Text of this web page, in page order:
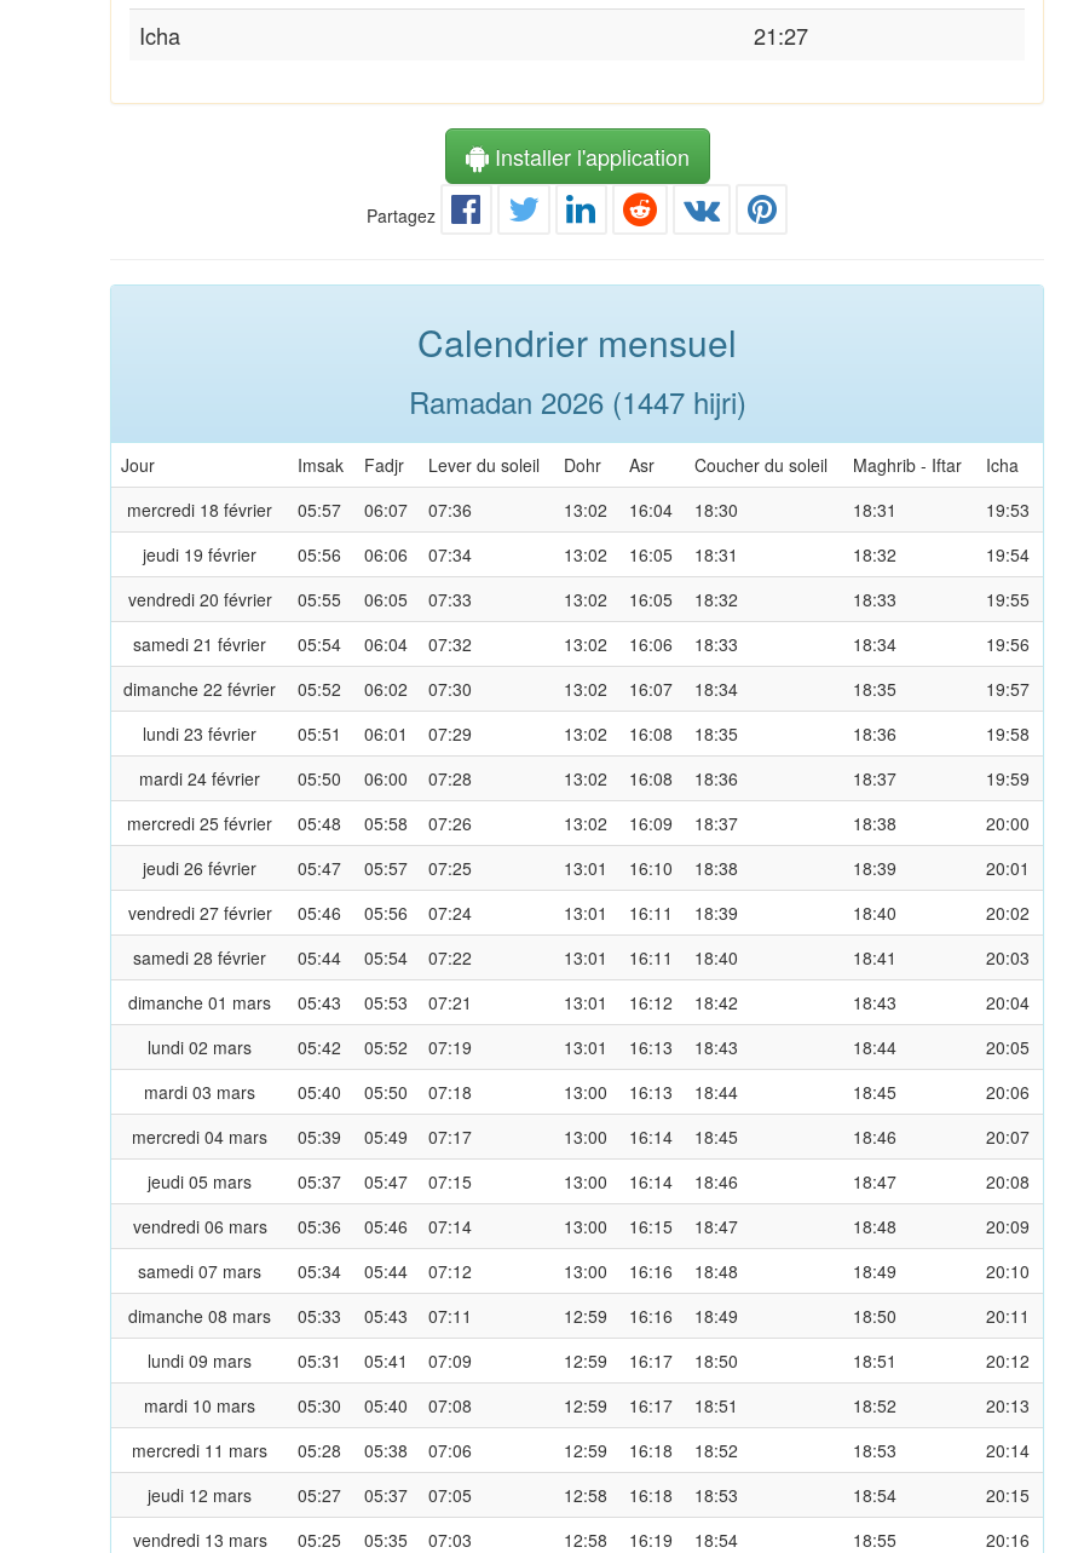
Icha
21:27
Installer l'application
Partagez
Calendrier mensuel
Ramadan 2026 (1447 hijri)
Jour Imsak Fadjr Lever du soleil Dohr Asr Coucher du soleil Maghrib - Iftar
Icha
mercredi 18 février
05:57 06:07 07:36 13:02 16:04 18:30 18:31
19:53
jeudi 19 février
05:56 06:06 07:34 13:02 16:05 18:31 18:32
19:54
vendredi 20 février
05:55 06:05 07:33 13:02 16:05 18:32 18:33
19:55
samedi 21 février
05:54 06:04 07:32 13:02 16:06 18:33 18:34
19:56
dimanche 22 février
05:52 06:02 07:30 13:02 16:07 18:34 18:35
19:57
lundi 23 février
05:51 06:01 07:29 13:02 16:08 18:35 18:36
19:58
mardi 24 février
05:50 06:00 07:28 13:02 16:08 18:36 18:37
19:59
mercredi 25 février
05:48 05:58 07:26 13:02 16:09 18:37 18:38
20:00
jeudi 26 février
05:47 05:57 07:25 13:01 16:10 18:38 18:39
20:01
vendredi 27 février
05:46 05:56 07:24 13:01 16:11 18:39 18:40
20:02
samedi 28 février
05:44 05:54 07:22 13:01 16:11 18:40 18:41
20:03
dimanche 01 mars
05:43 05:53 07:21 13:01 16:12 18:42 18:43
20:04
lundi 02 mars
05:42 05:52 07:19 13:01 16:13 18:43 18:44
20:05
mardi 03 mars
05:40 05:50 07:18 13:00 16:13 18:44 18:45
20:06
mercredi 04 mars
05:39 05:49 07:17 13:00 16:14 18:45 18:46
20:07
jeudi 05 mars
05:37 05:47 07:15 13:00 16:14 18:46 18:47
20:08
vendredi 06 mars
05:36 05:46 07:14 13:00 16:15 18:47 18:48
20:09
samedi 07 mars
05:34 05:44 07:12 13:00 16:16 18:48 18:49
20:10
dimanche 08 mars
05:33 05:43 07:11 12:59 16:16 18:49 18:50
20:11
lundi 09 mars
05:31 05:41 07:09 12:59 16:17 18:50 18:51
20:12
mardi 10 mars
05:30 05:40 07:08 12:59 16:17 18:51 18:52
20:13
mercredi 11 mars
05:28 05:38 07:06 12:59 16:18 18:52 18:53
20:14
jeudi 12 mars
05:27 05:37 07:05 12:58 16:18 18:53 18:54
20:15
vendredi 13 mars
05:25 05:35 07:03 12:58 16:19 18:54 18:55
20:16